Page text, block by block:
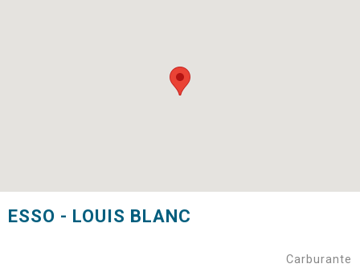
ESSO - LOUIS BLANC
Carburante